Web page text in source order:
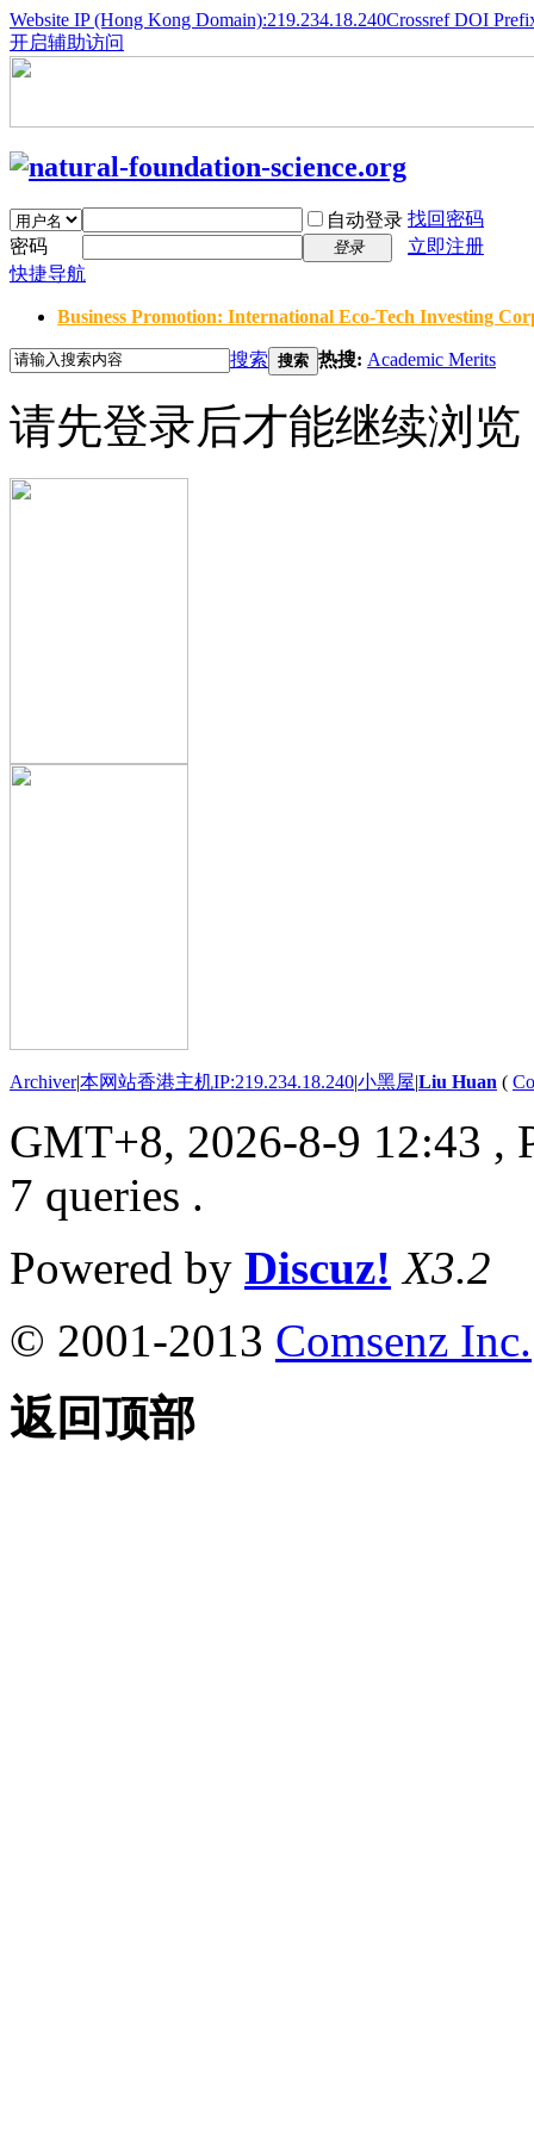
Website IP (Hong Kong Domain):219.234.18.240Crossref DOI
开启辅助访问
自动登录 找回密码
密码
登录
立即注册
快捷导航
Business Promotion: International Eco-Tech Investing
搜索 搜索 热搜: Academic Merits
请先登录后才能继续浏览
Archiver|本网站香港主机IP:219.234.18.240|小黑屋|Liu Huan (
GMT+8, 2026-8-9 12:43 ,
7 queries .
Powered by Discuz! X3.2
© 2001-2013 Comsenz Inc.
返回顶部